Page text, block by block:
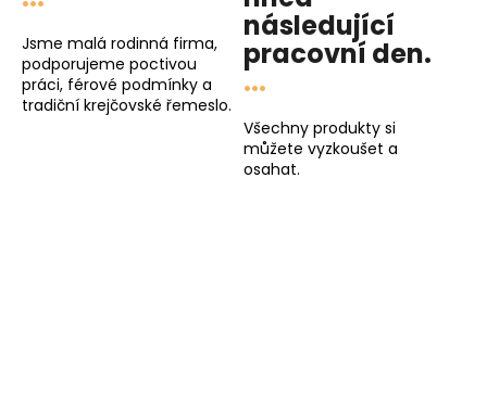
Jsme malá rodinná firma,
podporujeme poctivou
práci, férové podmínky a
tradiční krejčovské řemeslo.
následující
pracovní den.
...
Všechny produkty si
můžete vyzkoušet a
osahat.